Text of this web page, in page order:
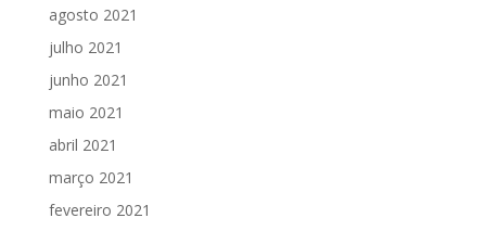
agosto 2021
julho 2021
junho 2021
maio 2021
abril 2021
março 2021
fevereiro 2021